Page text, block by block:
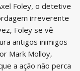
Foley, o detetive
irreverente
Foley se vê
antigos inimigos
Mark Molloy,
a ação não perca